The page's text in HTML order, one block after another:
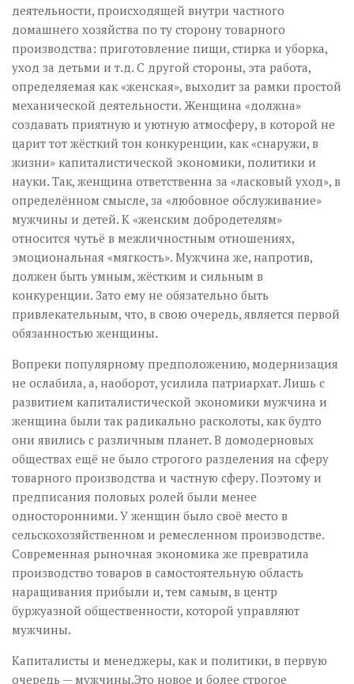
деятельности, происходящей внутри частного
домашнего хозяйства по ту сторону товарного
производства: приготовление пищи, стирка и уборка,
уход за детьми и т.д. С другой стороны, эта работа,
определяемая как «женская», выходит за рамки простой
механической деятельности. Женщина «должна»
создавать приятную и уютную атмосферу, в которой не
царит тот жёсткий тон конкуренции, как «снаружи, в
жизни» капиталистической экономики, политики и
науки. Так, женщина ответственна за «ласковый уход», в
определённом смысле, за «любовное обслуживание»
мужчины и детей. К «женским добродетелям»
относится чутьё в межличностным отношениях,
эмоциональная «мягкость». Мужчина же, напротив,
должен быть умным, жёстким и сильным в
конкуренции. Зато ему не обязательно быть
привлекательным, что, в свою очередь, является первой
обязанностью женщины.
Вопреки популярному предположению, модернизация
не ослабила, а, наоборот, усилила патриархат. Лишь с
развитием капиталистической экономики мужчина и
женщина были так радикально расколоты, как будто
они явились с различным планет. В домодерновых
обществах ещё не было строгого разделения на сферу
товарного производства и частную сферу. Поэтому и
предписания половых ролей были менее
односторонними. У женщин было своё место в
сельскохозяйственном и ремесленном производстве.
Современная рыночная экономика же превратила
производство товаров в самостоятельную область
наращивания прибыли и, тем самым, в центр
буржуазной общественности, которой управляют
мужчины.
Капиталисты и менеджеры, как и политики, в первую
очередь — мужчины.Это новое и более строгое